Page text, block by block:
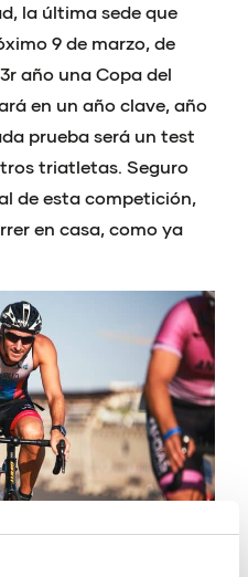
la última sede que
9 de marzo, de
año una Copa del
en un año clave, año
prueba será un test
triatletas. Seguro
de esta competición,
en casa, como ya